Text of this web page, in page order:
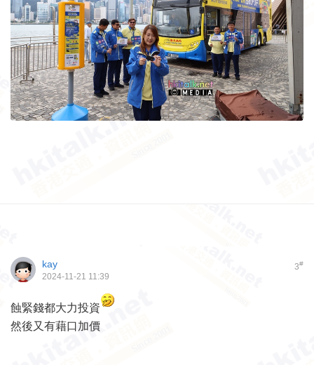
3#
kay
2024-11-21 11:39
蝕緊錢都大力投資
然後又有藉口加價